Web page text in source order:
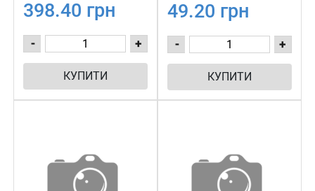
398.40 грн
- +
КУПИТИ
49.20 грн
- +
КУПИТИ